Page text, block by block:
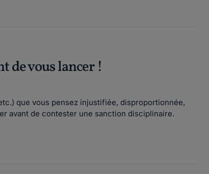
de vous lancer !
que vous pensez injustifiée, disproportionnée,
avant de contester une sanction disciplinaire.